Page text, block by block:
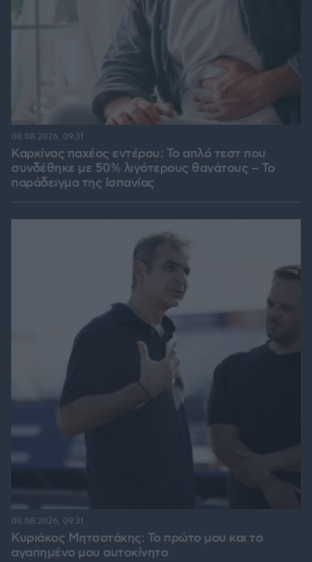
Καρκίνος παχέος εντέρου: Το απλό τεστ που
συνδέθηκε με 50% λιγότερους θανάτους – Το
παράδειγμα της Ισπανίας
08.08.2026, 09:31
Κυριάκος Μητσοτάκης: Το πρώτο μου και το
αγαπημένο μου αυτοκίνητο
08.08.2026, 09:31